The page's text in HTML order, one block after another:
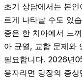
초기 상담에서는 본
르게 나타날 수도 있
증은 한 치아에서 느
아 균열, 교합 문제와
필요합니다. 2026년
용자라면 당장의 증